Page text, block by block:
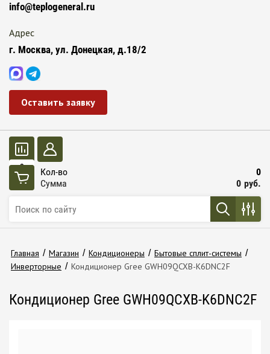
info@teplogeneral.ru
Адрес
г. Москва, ул. Донецкая, д.18/2
Оставить заявку
0 Кол-во
0
Сумма
0 руб.
Главная / Магазин / Кондиционеры / Бытовые сплит-системы /
Инверторные / Кондиционер Gree GWH09QCXB-K6DNC2F
Кондиционер Gree GWH09QCXB-K6DNC2F